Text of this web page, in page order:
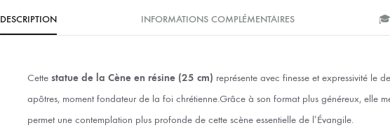
DESCRIPTION INFORMATIONS COMPLÉMENTAIRES 🎓
Cette statue de la Cène en résine (25 cm) représente avec finesse et expressivité le
apôtres, moment fondateur de la foi chrétienne.Grâce à son format plus généreux, elle
permet une contemplation plus profonde de cette scène essentielle de l’Évangile.